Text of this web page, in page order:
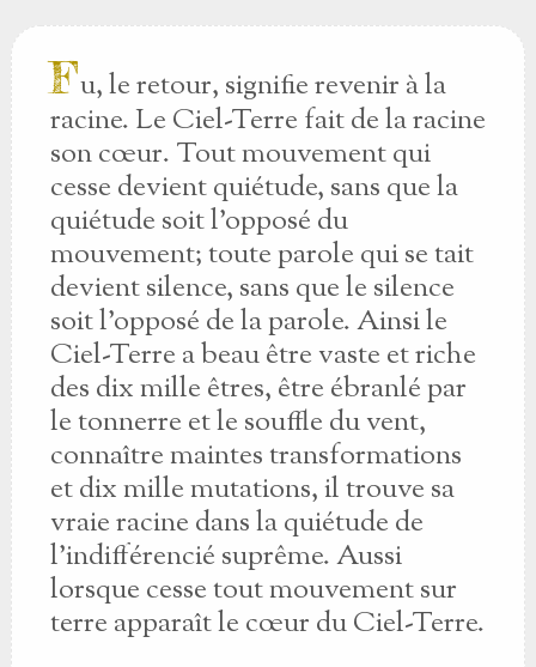
Fu, le retour, signifie revenir à la
racine. Le Ciel-Terre fait de la racine
son cœur. Tout mouvement qui
cesse devient quiétude, sans que la
quiétude soit l'opposé du
mouvement; toute parole qui se tait
devient silence, sans que le silence
soit l'opposé de la parole. Ainsi le
Ciel-Terre a beau être vaste et riche
des dix mille êtres, être ébranlé par
le tonnerre et le souffle du vent,
connaître maintes transformations
et dix mille mutations, il trouve sa
vraie racine dans la quiétude de
l'indifférencié suprême. Aussi
lorsque cesse tout mouvement sur
terre apparaît le cœur du Ciel-Terre.